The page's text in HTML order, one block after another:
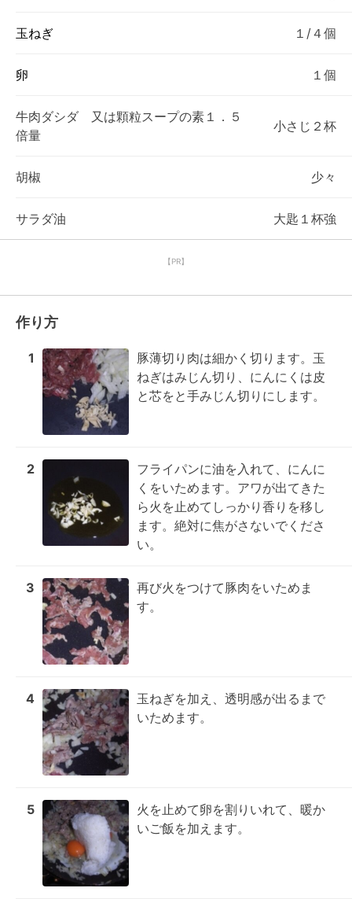
玉ねぎ １/４個
卵 １個
牛肉ダシダ 又は顆粒スープの素１．５
倍量
小さじ２杯
胡椒 少々
サラダ油 大匙１杯強
【PR】
作り方
1
豚薄切り肉は細かく切ります。玉
ねぎはみじん切り、にんにくは皮
と芯をと手みじん切りにします。
2
フライパンに油を入れて、にんに
くをいためます。アワが出てきた
ら火を止めてしっかり香りを移し
ます。絶対に焦がさないでくださ
い。
3
再び火をつけて豚肉をいためま
す。
4
玉ねぎを加え、透明感が出るまで
いためます。
5
火を止めて卵を割りいれて、暖か
いご飯を加えます。